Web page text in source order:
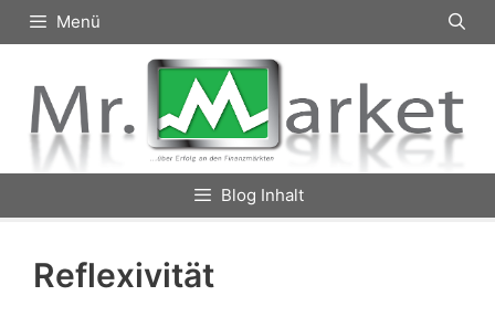
Inhalt
Menü
Blog Inhalt
Reflexivität